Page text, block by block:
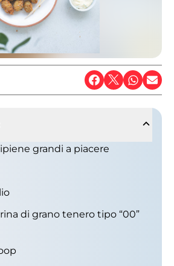
grandi a piacere
di grano tenero tipo “00”